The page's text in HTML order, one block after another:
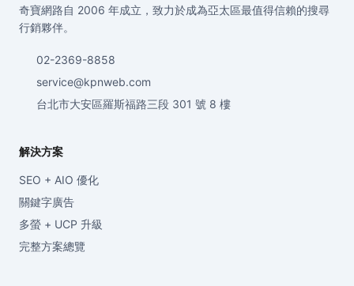
奇寶網路自 2006 年成立，致力於成為亞太區最值得信賴的搜尋
行銷夥伴。
02-2369-8858
service@kpnweb.com
台北市大安區羅斯福路三段 301 號 8 樓
解決方案
SEO + AIO 優化
關鍵字廣告
多螢 + UCP 升級
完整方案總覽